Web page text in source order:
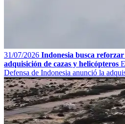
31/07/2026 Indonesia busca
adquisición de cazas y helicópteros
Defensa de Indonesia anunció la